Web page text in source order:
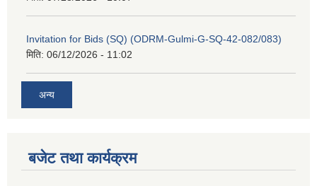
Invitation for Bids (SQ) (ODRM-Gulmi-G-SQ-42-082/083)
मिति: 06/12/2026 - 11:02
अन्य
बजेट तथा कार्यक्रम